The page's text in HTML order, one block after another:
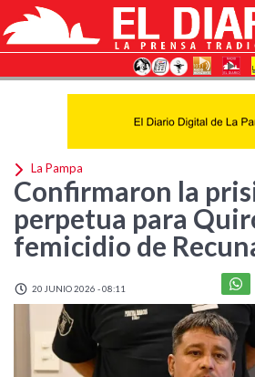
La Pampa
Confirmaron la
perpetua para
femicidio de
20 JUNIO 2026 - 08:11